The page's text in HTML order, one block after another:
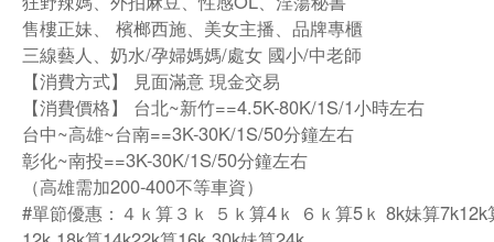
售樓正妹、 檳榔西施、美女主播、品牌專櫃
三線藝人、奶水/孕婦媽媽/處女 國小/中老師
【消費方式】 見面滿意 現金交易
【消費價格】 台北~新竹==4.5K-80K/1S/1小時左右
台中~高雄~台南==3K-30K/1S/50分鐘左右
彰化~南投==3K-30K/1S/50分鐘左右
（高雄需加200-400不等車資）
#單節優惠：４ｋ算３ｋ ５ｋ算4ｋ ６ｋ算5ｋ 8k妹算